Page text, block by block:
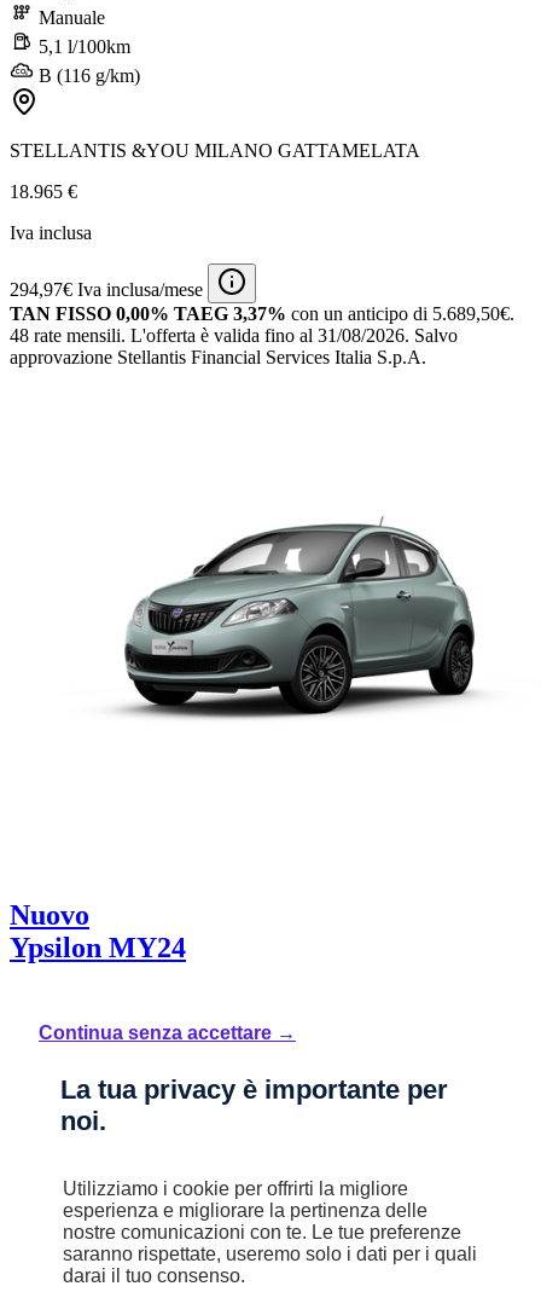
Manuale
5,1 l/100km
B (116 g/km)
STELLANTIS &YOU MILANO GATTAMELATA
18.965 €
Iva inclusa
294,97€ Iva inclusa/mese
TAN FISSO 0,00% TAEG 3,37% con un anticipo di 5.689,50€.
48 rate mensili. L'offerta è valida fino al 31/08/2026. Salvo
approvazione Stellantis Financial Services Italia S.p.A.
Nuovo
Ypsilon MY24
Mild Hybrid
4,9 l/100km
B (110 g/km)
STELLANTIS &YOU MILANO GATTAMELATA
Prezzo di listino
20.750 €
Continua senza accettare →
La tua privacy è importante per
noi.
Utilizziamo i cookie per offrirti la migliore
esperienza e migliorare la pertinenza delle
nostre comunicazioni con te. Le tue preferenze
saranno rispettate, useremo solo i dati per i quali
darai il tuo consenso.